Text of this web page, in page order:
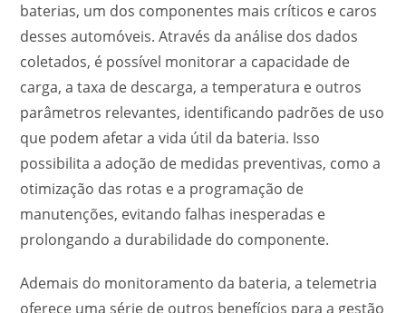
baterias, um dos componentes mais críticos e caros
desses automóveis. Através da análise dos dados
coletados, é possível monitorar a capacidade de
carga, a taxa de descarga, a temperatura e outros
parâmetros relevantes, identificando padrões de uso
que podem afetar a vida útil da bateria. Isso
possibilita a adoção de medidas preventivas, como a
otimização das rotas e a programação de
manutenções, evitando falhas inesperadas e
prolongando a durabilidade do componente.
Ademais do monitoramento da bateria, a telemetria
oferece uma série de outros benefícios para a gestão